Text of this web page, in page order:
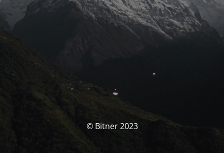
© Bitner 2023